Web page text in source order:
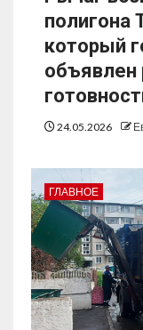
который
24.05.2026
ГЛАВНОЕ